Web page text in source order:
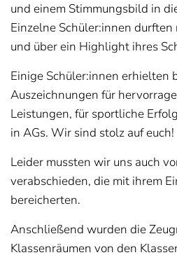
und einem Stimmungsbild in
Einzelne Schüler:innen durften
und über ein Highlight ihres
Einige Schüler:innen erhielten
Auszeichnungen für
Leistungen, für sportliche
in AGs. Wir sind stolz auf euch!
Leider mussten wir uns auch
verabschieden, die mit ihrem
bereicherten.
Anschließend wurden die
Klassenräumen von den